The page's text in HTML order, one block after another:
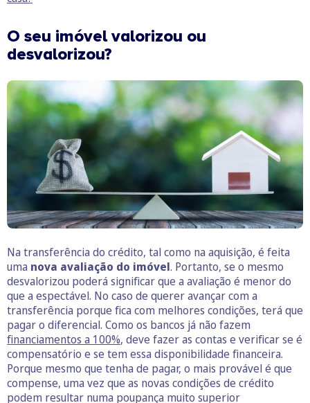
O seu imóvel valorizou ou
desvalorizou?
Na transferência do crédito, tal como na aquisição, é feita
uma nova avaliação do imóvel. Portanto, se o mesmo
desvalorizou poderá significar que a avaliação é menor do
que a espectável. No caso de querer avançar com a
transferência porque fica com melhores condições, terá que
pagar o diferencial. Como os bancos já não fazem
financiamentos a 100%, deve fazer as contas e verificar se é
compensatório e se tem essa disponibilidade financeira.
Porque mesmo que tenha de pagar, o mais provável é que
compense, uma vez que as novas condições de crédito
podem resultar numa poupança muito superior